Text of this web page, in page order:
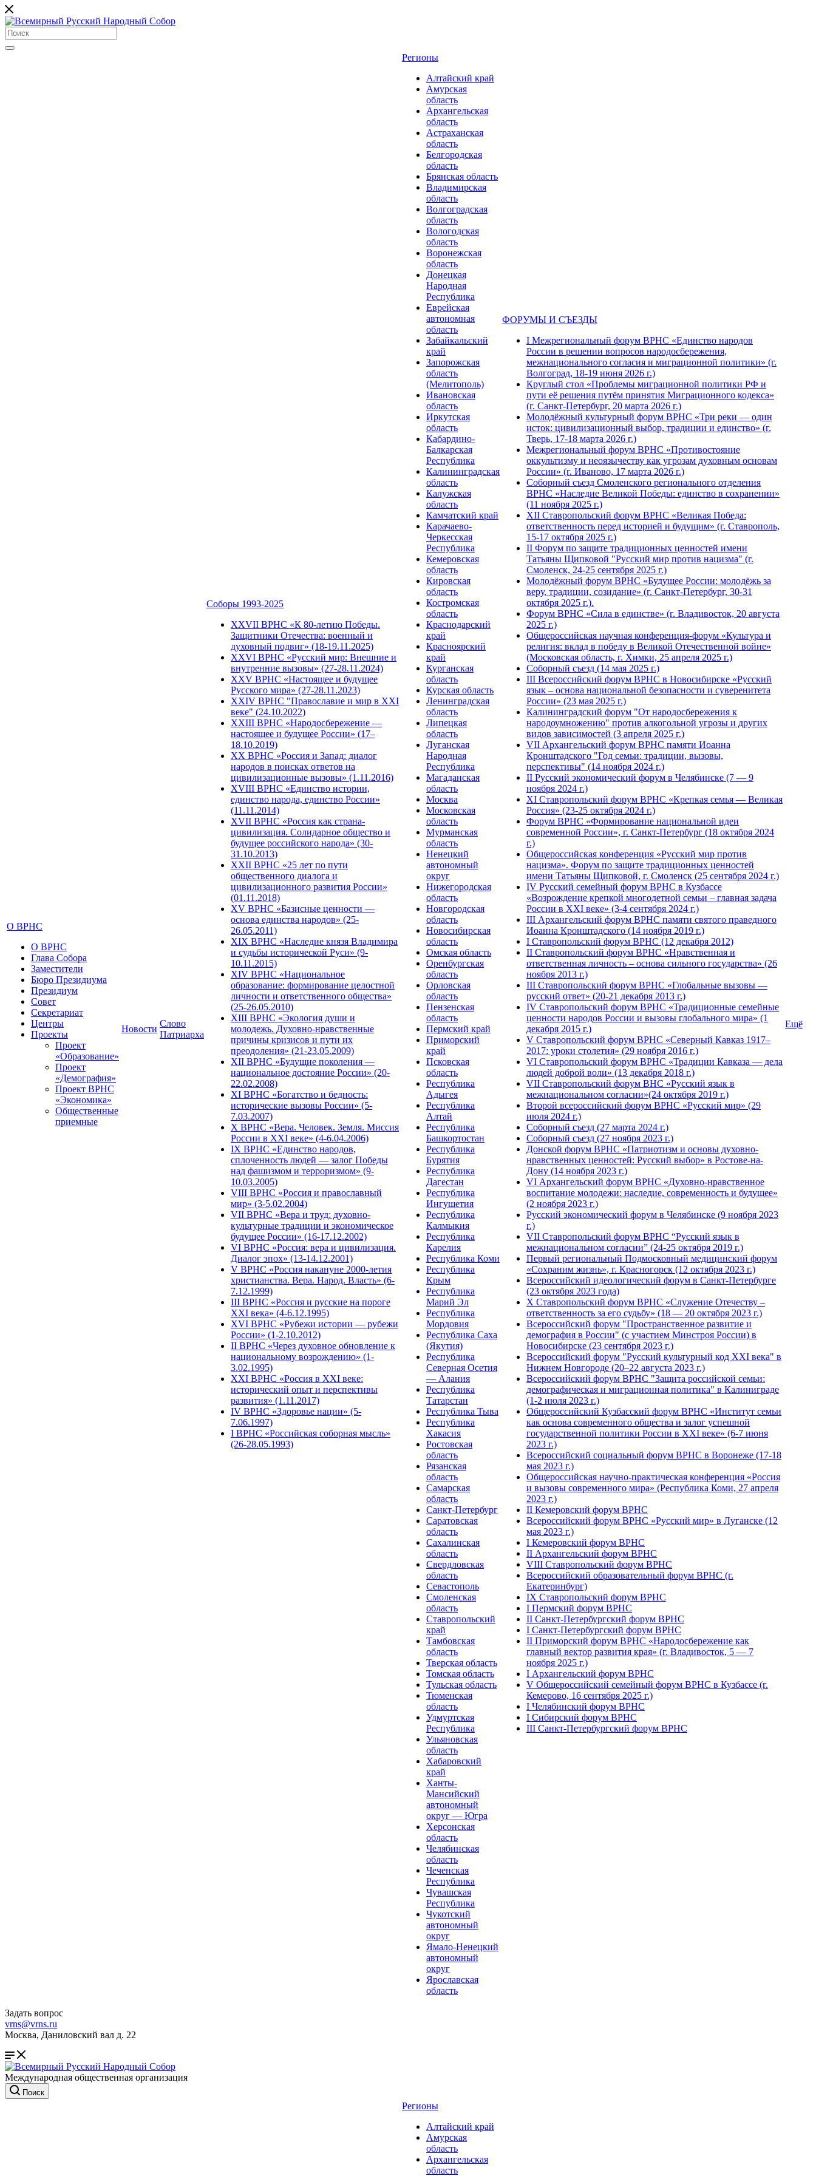
О ВРНС
О ВРНС
Глава Собора
Заместители
Бюро Президиума
Президиум
Совет
Секретариат
Центры
Проекты
Проект
«Образование»
Проект
«Демография»
Проект ВРНС
«Экономика»
Общественные
приемные
Новости
Слово
Патриарха
Соборы 1993-2025
ХХVII ВРНС «К 80-летию Победы.
Защитники Отечества: военный и
духовный подвиг» (18-19.11.2025)
XXVI ВРНС «Русский мир: Внешние и
внутренние вызовы» (27-28.11.2024)
XXV ВРНС «Настоящее и будущее
Русского мира» (27-28.11.2023)
XXIV ВРНС "Православие и мир в XXI
веке" (24.10.2022)
XXIII ВРНС «Народосбережение —
настоящее и будущее России» (17–
18.10.2019)
XX ВРНС «Россия и Запад: диалог
народов в поисках ответов на
цивилизационные вызовы» (1.11.2016)
XVIII ВРНС «Единство истории,
единство народа, единство России»
(11.11.2014)
XVII ВРНС «Россия как страна-
цивилизация. Солидарное общество и
будущее российского народа» (30-
31.10.2013)
XXII ВРНС «25 лет по пути
общественного диалога и
цивилизационного развития России»
(01.11.2018)
XV ВРНС «Базисные ценности —
основа единства народов» (25-
26.05.2011)
XIX ВРНС «Наследие князя Владимира
и судьбы исторической Руси» (9-
10.11.2015)
XIV ВРНС «Национальное
образование: формирование целостной
личности и ответственного общества»
(25-26.05.2010)
XIII ВРНС «Экология души и
молодежь. Духовно-нравственные
причины кризисов и пути их
преодоления» (21-23.05.2009)
XII ВРНС «Будущие поколения —
национальное достояние России» (20-
22.02.2008)
XI ВРНС «Богатство и бедность:
исторические вызовы России» (5-
7.03.2007)
X ВРНС «Вера. Человек. Земля. Миссия
России в XXI веке» (4-6.04.2006)
IX ВРНС «Единство народов,
сплоченность людей — залог Победы
над фашизмом и терроризмом» (9-
10.03.2005)
VIII ВРНС «Россия и православный
мир» (3-5.02.2004)
VII ВРНС «Вера и труд: духовно-
культурные традиции и экономическое
будущее России» (16-17.12.2002)
VI ВРНС «Россия: вера и цивилизация.
Диалог эпох» (13-14.12.2001)
V ВРНС «Россия накануне 2000-летия
христианства. Вера. Народ. Власть» (6-
7.12.1999)
III ВРНС «Россия и русские на пороге
XXI века» (4-6.12.1995)
XVI ВРНС «Рубежи истории — рубежи
России» (1-2.10.2012)
II ВРНС «Через духовное обновление к
национальному возрождению» (1-
3.02.1995)
XХI ВРНС «Россия в XXI веке:
исторический опыт и перспективы
развития» (1.11.2017)
IV ВРНС «Здоровье нации» (5-
7.06.1997)
I ВРНС «Российская соборная мысль»
(26-28.05.1993)
Регионы
Алтайский край
Амурская
область
Архангельская
область
Астраханская
область
Белгородская
область
Брянская область
Владимирская
область
Волгоградская
область
Вологодская
область
Воронежская
область
Донецкая
Народная
Республика
Еврейская
автономная
область
Забайкальский
край
Запорожская
область
(Мелитополь)
Ивановская
область
Иркутская
область
Кабардино-
Балкарская
Республика
Калининградская
область
Калужская
область
Камчатский край
Карачаево-
Черкесская
Республика
Кемеровская
область
Кировская
область
Костромская
область
Краснодарский
край
Красноярский
край
Курганская
область
Курская область
Ленинградская
область
Липецкая
область
Луганская
Народная
Республика
Магаданская
область
Москва
Московская
область
Мурманская
область
Ненецкий
автономный
округ
Нижегородская
область
Новгородская
область
Новосибирская
область
Омская область
Оренбургская
область
Орловская
область
Пензенская
область
Пермский край
Приморский
край
Псковская
область
Республика
Адыгея
Республика
Алтай
Республика
Башкортостан
Республика
Бурятия
Республика
Дагестан
Республика
Ингушетия
Республика
Калмыкия
Республика
Карелия
Республика Коми
Республика
Крым
Республика
Марий Эл
Республика
Мордовия
Республика Саха
(Якутия)
Республика
Северная Осетия
— Алания
Республика
Татарстан
Республика Тыва
Республика
Хакасия
Ростовская
область
Рязанская
область
Самарская
область
Санкт-Петербург
Саратовская
область
Сахалинская
область
Свердловская
область
Севастополь
Смоленская
область
Ставропольский
край
Тамбовская
область
Тверская область
Томская область
Тульская область
Тюменская
область
Удмуртская
Республика
Ульяновская
область
Хабаровский
край
Ханты-
Мансийский
автономный
округ — Югра
Херсонская
область
Челябинская
область
Чеченская
Республика
Чувашская
Рeспублика
Чукотский
автономный
округ
Ямало-Ненецкий
автономный
округ
Ярославская
область
ФОРУМЫ И СЪЕЗДЫ
I Межрегиональный форум ВРНС «Единство народов
России в решении вопросов народосбережения,
межнационального согласия и миграционной политики» (г.
Волгоград, 18-19 июня 2026 г.)
Круглый стол «Проблемы миграционной политики РФ и
пути её решения путём принятия Миграционного кодекса»
(г. Санкт-Петербург, 20 марта 2026 г.)
Молодёжный культурный форум ВРНС «Три реки — один
исток: цивилизационный выбор, традиции и единство» (г.
Тверь, 17-18 марта 2026 г.)
Межрегиональный форум ВРНС «Противостояние
оккультизму и неоязычеству как угрозам духовным основам
России» (г. Иваново, 17 марта 2026 г.)
Соборный съезд Смоленского регионального отделения
ВРНС «Наследие Великой Победы: единство в сохранении»
(11 ноября 2025 г.)
XII Ставропольский форум ВРНС «Великая Победа:
ответственность перед историей и будущим» (г. Ставрополь,
15-17 октября 2025 г.)
II Форум по защите традиционных ценностей имени
Татьяны Щипковой "Русский мир против нацизма" (г.
Смоленск, 24-25 сентября 2025 г.)
Молодёжный форум ВРНС «Будущее России: молодёжь за
веру, традиции, созидание» (г. Санкт-Петербург, 30-31
октября 2025 г.).
Форум ВРНС «Сила в единстве» (г. Владивосток, 20 августа
2025 г.)
Общероссийская научная конференция-форум «Культура и
религия: вклад в победу в Великой Отечественной войне»
(Московская область, г. Химки, 25 апреля 2025 г.)
Соборный съезд (14 мая 2025 г.)
III Всероссийский форум ВРНС в Новосибирске «Русский
язык – основа национальной безопасности и суверенитета
России» (23 мая 2025 г.)
Калининградский форум "От народосбережения к
народоумножению" против алкогольной угрозы и других
видов зависимостей (3 апреля 2025 г.)
VII Архангельский форум ВРНС памяти Иоанна
Кронштадского "Год семьи: традиции, вызовы,
перспективы" (14 ноября 2024 г.)
II Русский экономический форум в Челябинске (7 — 9
ноября 2024 г.)
ХI Ставропольский форум ВРНС «Крепкая семья — Великая
Россия» (23-25 октября 2024 г.)
Форум ВРНС «Формирование национальной идеи
современной России», г. Санкт-Петербург (18 октября 2024
г.)
Общероссийская конференция «Русский мир против
нацизма». Форум по защите традиционных ценностей
имени Татьяны Щипковой, г. Смоленск (25 сентября 2024 г.)
IV Русский семейный форум ВРНС в Кузбассе
«Возрождение крепкой многодетной семьи – главная задача
России в XXI веке» (3-4 сентября 2024 г.)
III Архангельский форум ВРНС памяти святого праведного
Иоанна Кронштадского (14 ноября 2019 г.)
I Ставропольский форум ВРНС (12 декабря 2012)
II Ставропольский форум ВРНС «Нравственная и
ответственная личность – основа сильного государства» (26
ноября 2013 г.)
III Ставропольский форум ВРНС «Глобальные вызовы —
русский ответ» (20-21 декабря 2013 г.)
IV Ставропольский форум ВРНС «Традиционные семейные
ценности народов России и вызовы глобального мира» (1
декабря 2015 г.)
V Ставропольский форум ВРНС «Северный Кавказ 1917–
2017: уроки столетия» (29 ноября 2016 г.)
VI Ставропольский форум ВРНС «Традиции Кавказа — дела
людей доброй воли» (13 декабря 2018 г.)
VII Ставропольский форум ВHС «Русский язык в
межнациональном согласии»(24 октября 2019 г.)
Второй всероссийский форум ВРНС «Русский мир» (29
июля 2024 г.)
Соборный съезд (27 марта 2024 г.)
Соборный съезд (27 ноября 2023 г.)
Донской форум ВРНС «Патриотизм и основы духовно-
нравственных ценностей: Русский выбор» в Ростове-на-
Дону (14 ноября 2023 г.)
VI Архангельский форум ВРНС «Духовно-нравственное
воспитание молодежи: наследие, современность и будущее»
(2 ноября 2023 г.)
Русский экономический форум в Челябинске (9 ноября 2023
г.)
VII Ставропольский форум ВРНС “Русский язык в
межнациональном согласии” (24-25 октября 2019 г.)
Первый региональный Подмосковный медицинский форум
«Сохраним жизнь», г. Красногорск (12 октября 2023 г.)
Всероссийский идеологический форум в Санкт-Петербурге
(23 октября 2023 года)
X Ставропольский форум ВРНС «Служение Отечеству –
ответственность за его судьбу» (18 — 20 октября 2023 г.)
Всероссийский форум "Пространственное развитие и
демография в России" (с участием Минстроя России) в
Новосибирске (23 сентября 2023 г.)
Всероссийский форум "Русский культурный код XXI века" в
Нижнем Новгороде (20–22 августа 2023 г.)
Всероссийский форум ВРНС "Защита российской семьи:
демографическая и миграционная политика" в Калиниграде
(1-2 июля 2023 г.)
Общероссийский Кузбасский форум ВРНС «Институт семьи
как основа современного общества и залог успешной
государственной политики России в ХХI веке» (6-7 июня
2023 г.)
Всероссийский социальный форум ВРНС в Воронеже (17-18
мая 2023 г.)
Общероссийская научно-практическая конференция «Россия
и вызовы современного мира» (Республика Коми, 27 апреля
2023 г.)
II Кемеровский форум ВРНС
Всероссийский форум ВРНС «Русский мир» в Луганске (12
мая 2023 г.)
I Кемеровский форум ВРНС
II Архангельский форум ВРНС
VIII Ставропольский форум ВРНС
Всероссийский образовательный форум ВРНС (г.
Екатеринбург)
IX Ставропольский форум ВРНС
I Пермский форум ВРНС
II Санкт-Петербургский форум ВРНС
I Санкт-Петербургский форум ВРНС
II Приморский форум ВРНС «Народосбережение как
главный вектор развития края» (г. Владивосток, 5 — 7
ноября 2025 г.)
I Архангельский форум ВРНС
V Общероссийский семейный форум ВРНС в Кузбассе (г.
Кемерово, 16 сентября 2025 г.)
I Челябинский форум ВРНС
I Сибирский форум ВРНС
III Санкт-Петербургский форум ВРНС
Ещё
Задать вопрос
vrns@vrns.ru
Москва, Даниловский вал д. 22
Международная общественная организация
Поиск
Регионы
Алтайский край
Амурская
область
Архангельская
область